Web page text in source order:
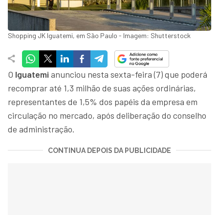
Shopping JK Iguatemi, em São Paulo - Imagem: Shutterstock
O Iguatemi anunciou nesta sexta-feira (7) que poderá
recomprar até 1,3 milhão de suas ações ordinárias,
representantes de 1,5% dos papéis da empresa em
circulação no mercado, após deliberação do conselho
de administração.
CONTINUA DEPOIS DA PUBLICIDADE